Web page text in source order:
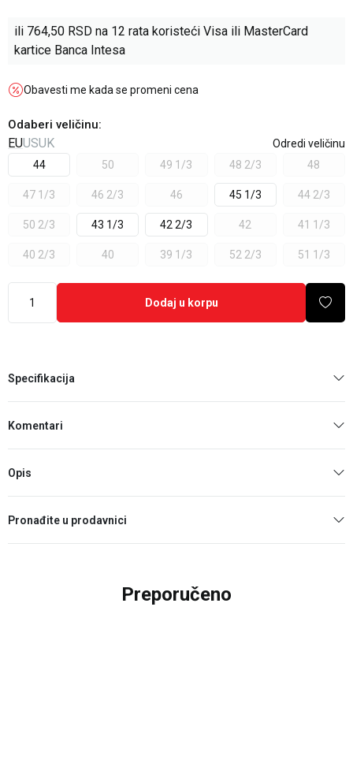
ili 764,50 RSD na 12 rata koristeći Visa ili MasterCard
kartice Banca Intesa
Obavesti me kada se promeni cena
Odaberi veličinu:
EUUSUK
Odredi veličinu
44
50 49 1/3 48 2/3 48
47 1/3 46 2/3 46 45 1/3 44 2/3
50 2/3 43 1/3 42 2/3 42 41 1/3
40 2/3 40 39 1/3 52 2/3 51 1/3
Dodaj u korpu
Specifikacija
Komentari
Opis
Pronađite u prodavnici
Preporučeno